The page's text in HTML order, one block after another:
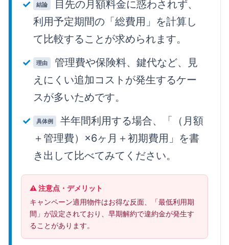
結論
目先の月額料金に惑わされず、
利用予定期間の「総費用」を計算し
て比較することが求められます。
理由
管理費や保険料、鍵代など、見
えにくい追加コストが発生するケー
スが多いためです。
具体例
半年間利用する場合、「（月額
＋管理費）×6ヶ月＋初期費用」を書
き出して比べてみてください。
⚠️ 注意点・デメリット
キャンペーン適用物件はお得な反面、「最低利用期
間」が設定されており、早期解約で違約金が発生す
ることがあります。